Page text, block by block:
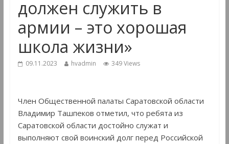
должен служить в
армии – это хорошая
школа жизни»
09.11.2023 hvadmin 349 Views
Член Общественной палаты Саратовской области
Владимир Ташпеков отметил, что ребята из
Саратовской области достойно служат и
выполняют свой воинский долг перед Российской